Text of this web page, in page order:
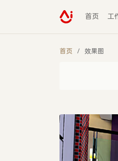
首页 工
首页 效果图